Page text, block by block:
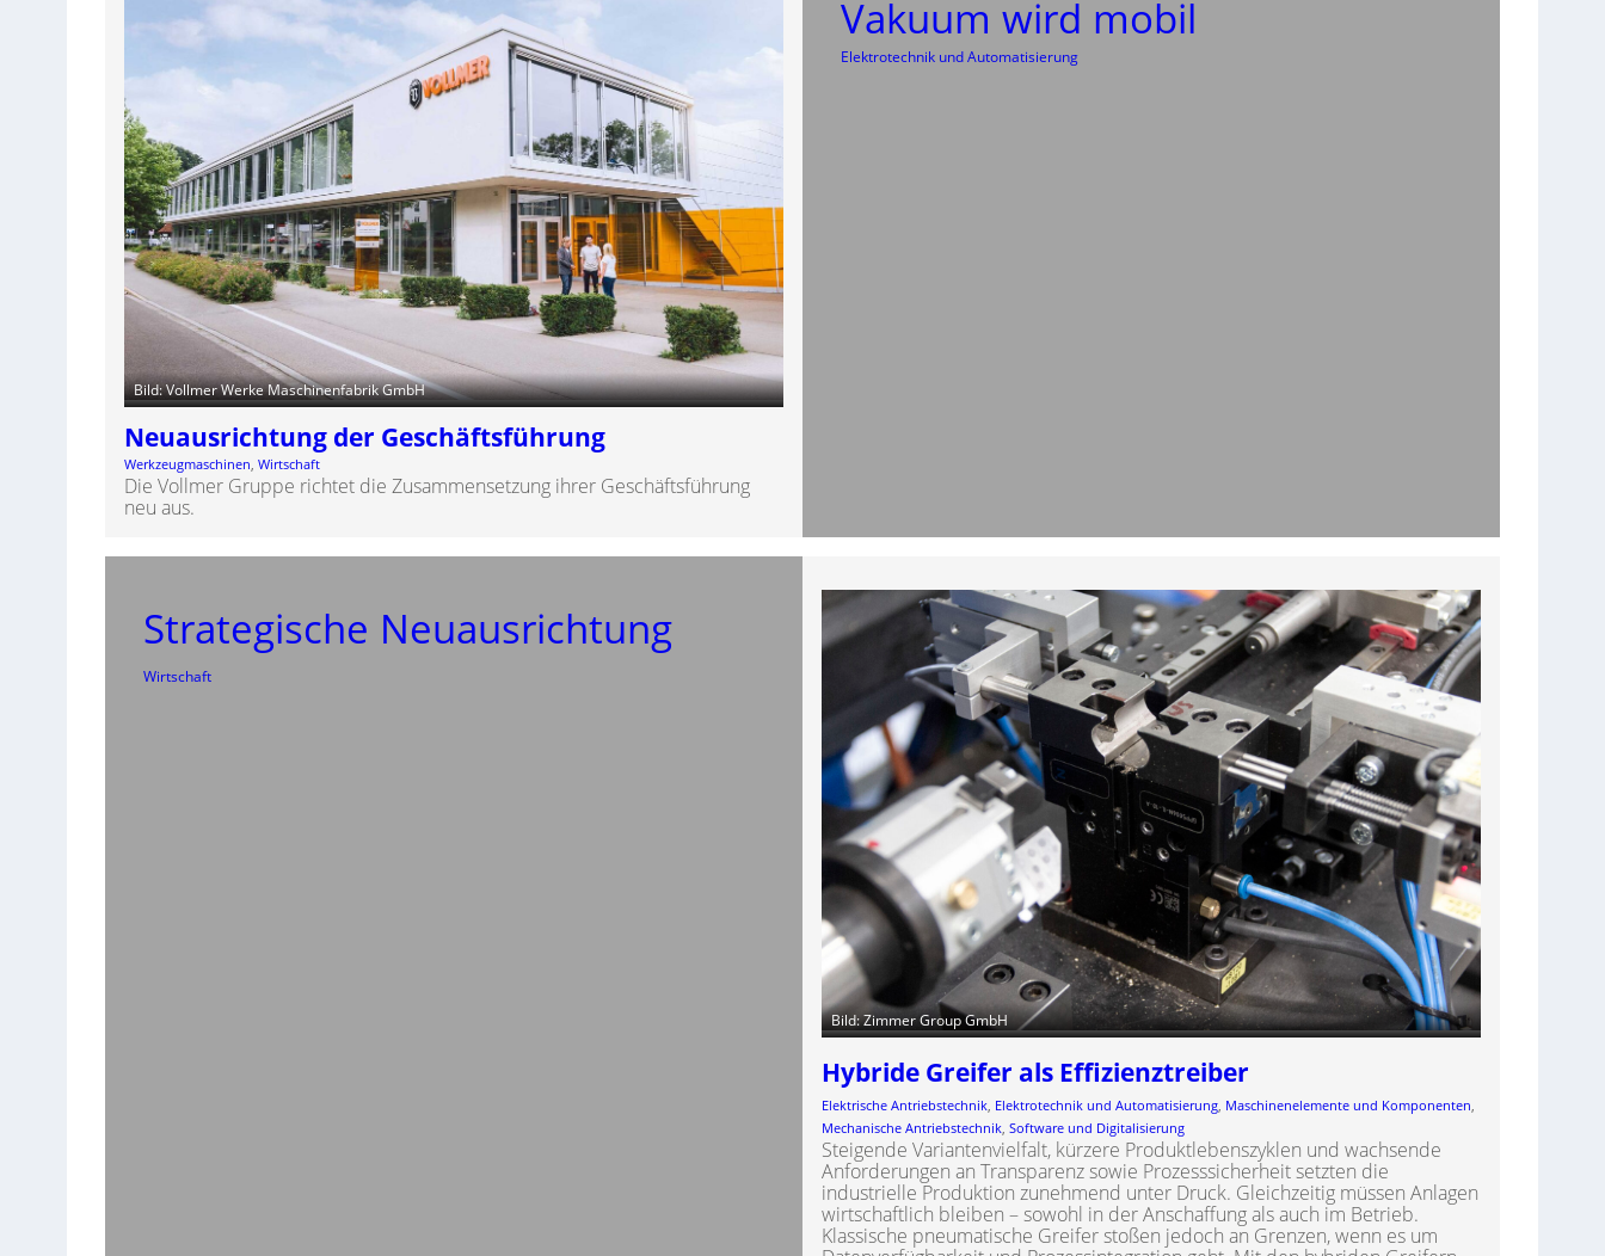
Bild: Vollmer Werke Maschinenfabrik GmbH
Neuausrichtung der Geschäftsführung
Werkzeugmaschinen, Wirtschaft
Die Vollmer Gruppe richtet die Zusammensetzung ihrer Geschäftsführung
neu aus.
Vakuum wird mobil
Elektrotechnik und Automatisierung
Strategische Neuausrichtung
Wirtschaft
Bild: Zimmer Group GmbH
Hybride Greifer als Effizienztreiber
Elektrische Antriebstechnik, Elektrotechnik und Automatisierung, Maschinenelemente und Komponenten
Mechanische Antriebstechnik, Software und Digitalisierung
Steigende Variantenvielfalt, kürzere Produktlebenszyklen und wachsende
Anforderungen an Transparenz sowie Prozesssicherheit setzten die
industrielle Produktion zunehmend unter Druck. Gleichzeitig müssen Anlagen
wirtschaftlich bleiben – sowohl in der Anschaffung als auch im Betrieb.
Klassische pneumatische Greifer stoßen jedoch an Grenzen, wenn es um